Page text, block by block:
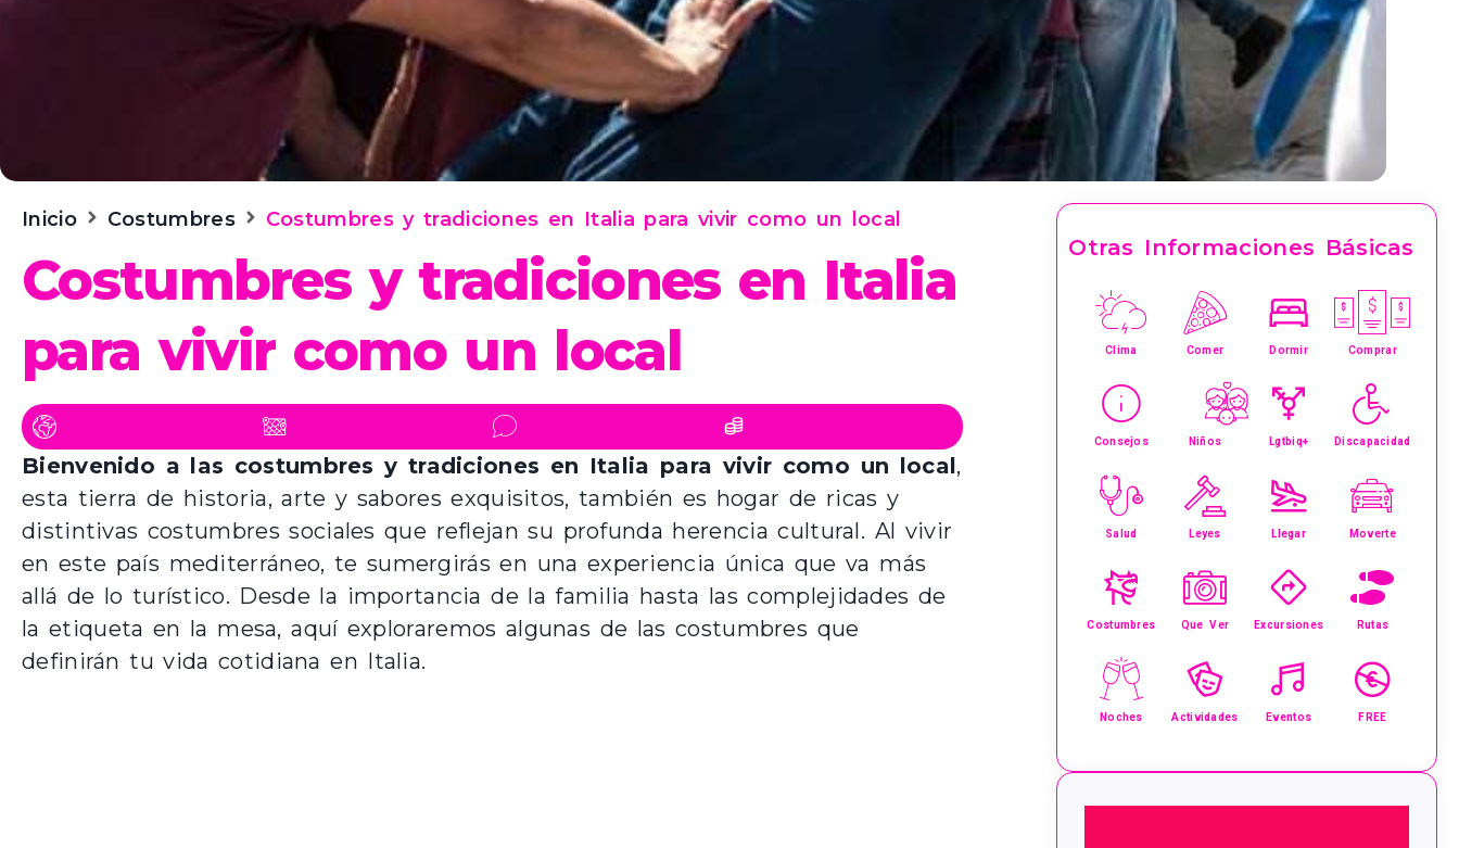
Inicio Costumbres Costumbres y tradiciones en Italia para vivir como un local
Costumbres y tradiciones en Italia
para vivir como un local
Bienvenido a las costumbres y tradiciones en Italia para vivir como un local,
esta tierra de historia, arte y sabores exquisitos, también es hogar de ricas y
distintivas costumbres sociales que reflejan su profunda herencia cultural. Al vivir
en este país mediterráneo, te sumergirás en una experiencia única que va más
allá de lo turístico. Desde la importancia de la familia hasta las complejidades de
la etiqueta en la mesa, aquí exploraremos algunas de las costumbres que
definirán tu vida cotidiana en Italia.
Otras Informaciones Básicas
Clima Comer Dormir Comprar
Consejos Niños Lgtbiq+ Discapacidad
Salud Leyes Llegar Moverte
Costumbres Que Ver Excursiones Rutas
Noches Actividades Eventos FREE